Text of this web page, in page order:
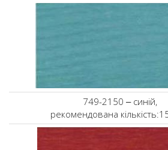
749-2150 ‒ синій,
рекомендована